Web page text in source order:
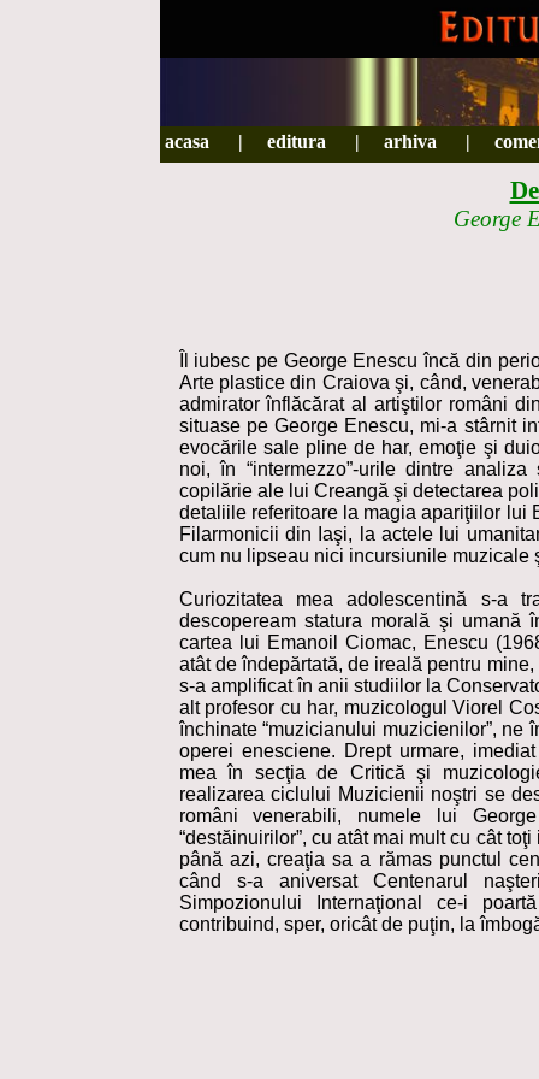
ACASA | EDITURA | ARHIVA |
Îl iubesc pe George Enescu încă din
Arte plastice din Craiova şi, când,
admirator înflăcărat al artiştilor români
situase pe George Enescu, mi-a stârnit
evocările sale pline de har, emoţie şi
noi, în “intermezzo”-urile dintre
copilărie ale lui Creangă şi detectarea
detaliile referitoare la magia apariţiilor lui
Filarmonicii din Iaşi, la actele lui
cum nu lipseau nici incursiunile muzicale
Curiozitatea mea adolescentină s-a
descopeream statura morală şi
cartea lui Emanoil Ciomac, Enescu
atât de îndepărtată, de ireală pentru
s-a amplificat în anii studiilor la
alt profesor cu har, muzicologul Viorel
închinate “muzicianului muzicienilor”,
operei enesciene. Drept urmare,
mea în secţia de Critică şi
realizarea ciclului Muzicienii noştri se
români venerabili, numele lui
“destăinuirilor”, cu atât mai mult cu cât
până azi, creaţia sa a rămas punctul
când s-a aniversat Centenarul
Simpozionului Internaţional ce-i
contribuind, sper, oricât de puţin, la
George
acasa | editura | arhiva |